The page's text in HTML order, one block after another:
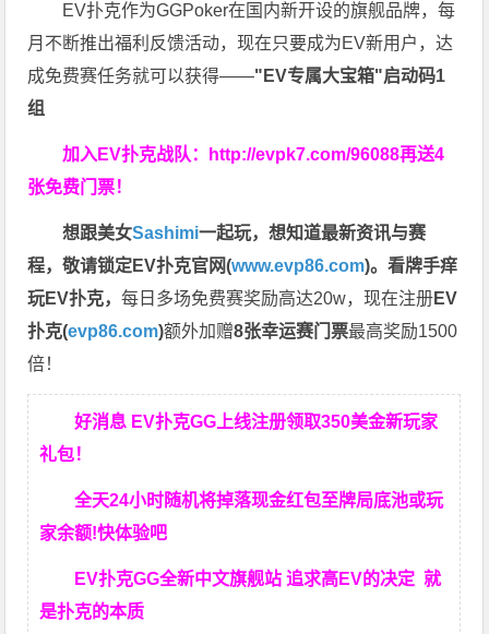
EV扑克作为GGPoker在国内新开设的旗舰品牌，每
月不断推出福利反馈活动，现在只要成为EV新用户，达
成免费赛任务就可以获得——"EV专属大宝箱"启动码1
组
加入EV扑克战队： http://evpk7.com/96088再送4
张免费门票！
想跟美女Sashimi一起玩，想知道最新资讯与赛
程，敬请锁定EV扑克官网(www.evp86.com)。看牌手痒
玩EV扑克，每日多场免费赛奖励高达20w，现在注册EV
扑克(evp86.com)额外加赠8张幸运赛门票最高奖励1500
倍！
好消息 EV扑克GG上线注册领取350美金新玩家
礼包！
全天24小时随机将掉落现金红包至牌局底池或玩
家余额!快体验吧
EV扑克GG全新中文旗舰站 追求高EV的决定就
是扑克的本质